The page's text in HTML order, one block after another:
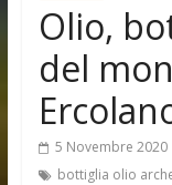
Olio,
del
5 Novembre 2020
bottiglia olio